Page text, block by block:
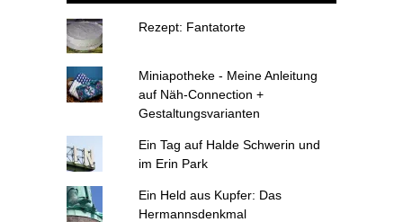
Rezept: Fantatorte
Miniapotheke - Meine Anleitung
auf Näh-Connection +
Gestaltungsvarianten
Ein Tag auf Halde Schwerin und
im Erin Park
Ein Held aus Kupfer: Das
Hermannsdenkmal